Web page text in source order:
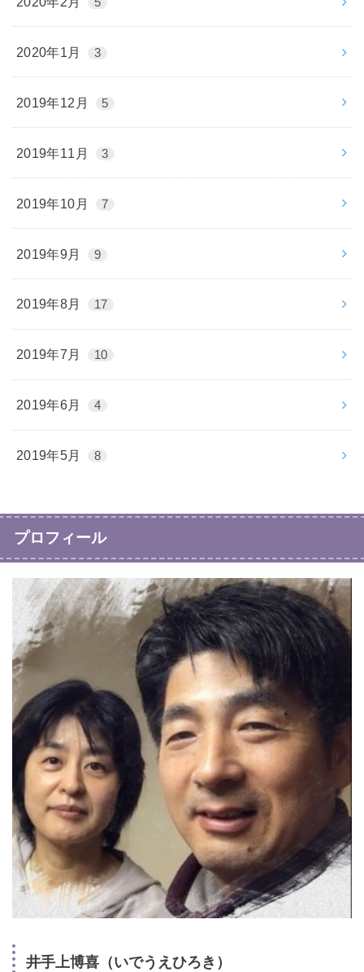
2020年1月 3
2019年12月 5
2019年11月 3
2019年10月 7
2019年9月 9
2019年8月 17
2019年7月 10
2019年6月 4
2019年5月 8
プロフィール
井手上博喜（いでうえひろき）